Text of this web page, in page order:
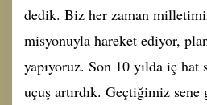
dedik. Biz her zaman
misyonuyla hareket ediyor,
yapıyoruz. Son 10 yılda iç
uçuş artırdık. Geçtiğimiz